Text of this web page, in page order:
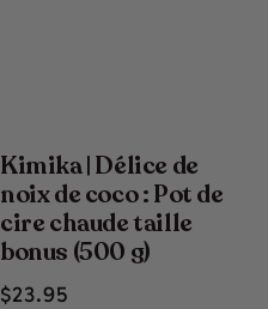
Kimika | Délice de
noix de coco : Pot de
cire chaude taille
bonus (500 g)
Prix
$23.95